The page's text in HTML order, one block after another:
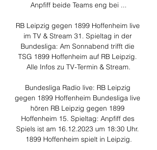
Anpfiff beide Teams eng bei ...
RB Leipzig gegen 1899 Hoffenheim live
im TV & Stream 31. Spieltag in der
Bundesliga: Am Sonnabend trifft die
TSG 1899 Hoffenheim auf RB Leipzig.
Alle Infos zu TV-Termin & Stream.
Bundesliga Radio live: RB Leipzig
gegen 1899 Hoffenheim Bundesliga live
hören RB Leipzig gegen 1899
Hoffenheim 15. Spieltag: Anpfiff des
Spiels ist am 16.12.2023 um 18:30 Uhr.
1899 Hoffenheim spielt in Leipzig.